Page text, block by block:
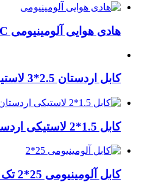
هادی هوایی آلومینیومی AAC و ACSR صادرات به عراق + ماهان کابل امیر
کابل اردستان 2.5*3 لاستیکی نسوز لیست قیمت روز
کابل 1.5*2 لاستیکی اردستان مرکز خرید
کابل آلومینیومی 25*2 تک فاز قیمت عمده